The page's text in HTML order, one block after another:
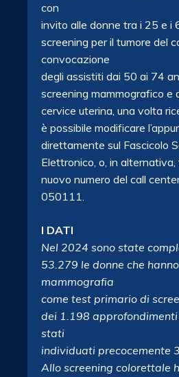
con
invito alle donne tra i 25 e i
screening per il tumore del
convocazione
degli assistiti dai 50 ai 74
screening mammografico e
cervice uterina, una volta
è possibile modificare
direttamente sul Fascicolo
Elettronico, o, in
nuovo numero del call
050111.
I DATI
Nel 2024 sono state
53.279 le donne che
mammografia
come test primario di
dei 1.198
stati
individuati precocemente
Allo screening colorettale